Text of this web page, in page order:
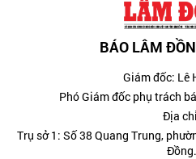
BÁO LÂM
Giám đốc: Lê
Phó Giám đốc phụ trách
Địa
Trụ sở 1: Số 38 Quang Trung,
Đồng.